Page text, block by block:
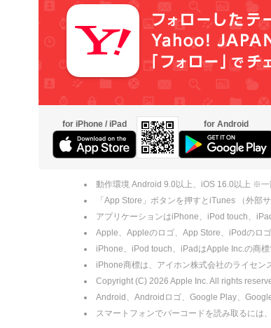
for iPhone / iPad for Android
動作環境 Android 9.0以上、iOS 16.0以上 ※
「App Store」ボタンを押すとiTunes （外部
アプリケーションはiPhone、iPod touch、
Apple、Appleのロゴ、App Store、iPodのロ
iPhone、iPod touch、iPadはApple Inc.の商標
iPhone商標は、アイホン株式会社のライセン
Copyright (C) 2026 Apple Inc. All rights
Android、Androidロゴ、Google Play、
スマートフォンでバーコードを読み取るには